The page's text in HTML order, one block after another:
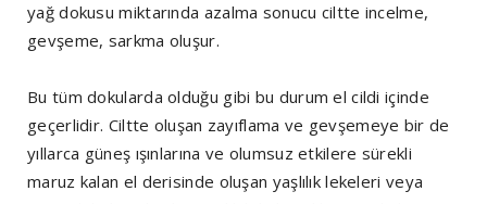
yağ dokusu miktarında azalma sonucu ciltte incelme,
gevşeme, sarkma oluşur.
Bu tüm dokularda olduğu gibi bu durum el cildi içinde
geçerlidir. Ciltte oluşan zayıflama ve gevşemeye bir de
yıllarca güneş ışınlarına ve olumsuz etkilere sürekli
maruz kalan el derisinde oluşan yaşlılık lekeleri veya